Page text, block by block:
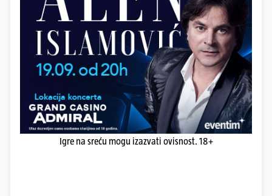
Igre na sreću mogu izazvati ovisnost. 18+